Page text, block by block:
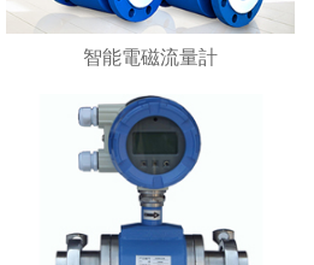
智能電磁流量計